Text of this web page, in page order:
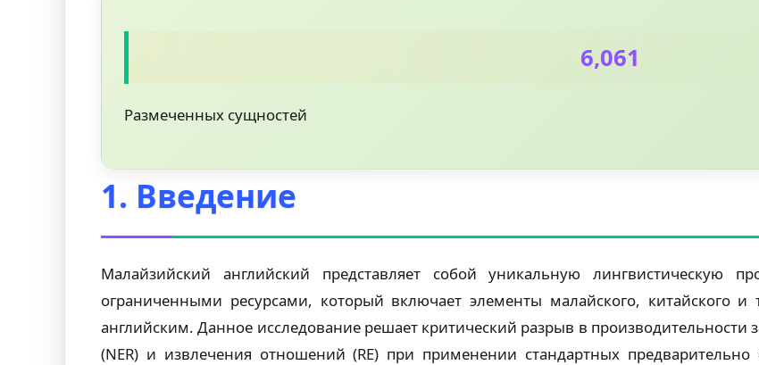
6,061
Размеченных сущностей
1. Введение
Малайзийский английский представляет собой уникальную
ограниченными ресурсами, который включает элементы малайского, китайского и
английским. Данное исследование решает критический разрыв в
(NER) и извлечения отношений (RE) при применении стандартных